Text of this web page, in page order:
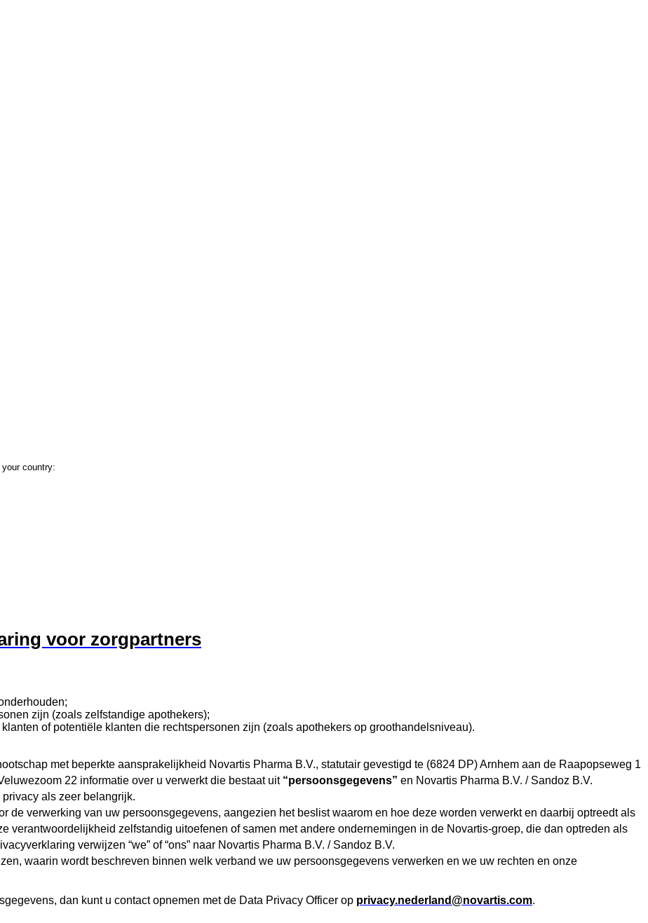
country:
voor zorgpartners
zijn (zoals zelfstandige apothekers);
of potentiële klanten die rechtspersonen zijn (zoals apothekers op groothandelsniveau).
met beperkte aansprakelijkheid Novartis Pharma B.V., statutair gevestigd te (6824 DP) Arnhem aan de Raapopseweg 1
22 informatie over u verwerkt die bestaat uit “persoonsgegevens” en Novartis Pharma B.V. / Sandoz B.V.
als zeer belangrijk.
de verwerking van uw persoonsgegevens, aangezien het beslist waarom en hoe deze worden verwerkt en daarbij optreedt als
verantwoordelijkheid zelfstandig uitoefenen of samen met andere ondernemingen in de Novartis-groep, die dan optreden als
verwijzen “we” of “ons” naar Novartis Pharma B.V. / Sandoz B.V.
waarin wordt beschreven binnen welk verband we uw persoonsgegevens verwerken en we uw rechten en onze
dan kunt u contact opnemen met de Data Privacy Officer op privacy.nederland@novartis.com.